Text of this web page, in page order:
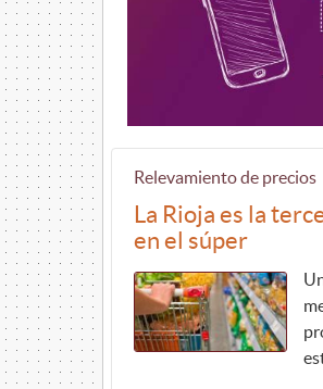
Relevamiento de precios
La Rioja es la
en el súper